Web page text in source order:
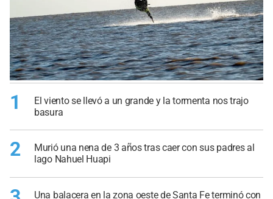
1
El viento se llevó a un grande y la tormenta nos trajo
basura
2
Murió una nena de 3 años tras caer con sus padres al
lago Nahuel Huapi
Una balacera en la zona oeste de Santa Fe terminó con